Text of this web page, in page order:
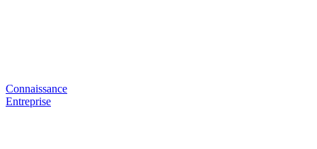
Connaissance
Entreprise